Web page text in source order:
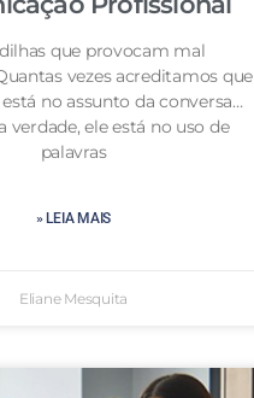
que provocam mal
vezes acreditamos que
no assunto da conversa…
verdade, ele está no uso de
palavras
» LEIA MAIS
Eliane Mesquita